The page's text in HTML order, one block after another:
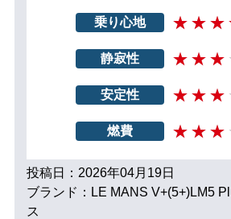
乗り心地
静寂性
安定性
燃費
投稿日：2026年04月19日
ブランド：LE MANS V+(5+)LM5
ス